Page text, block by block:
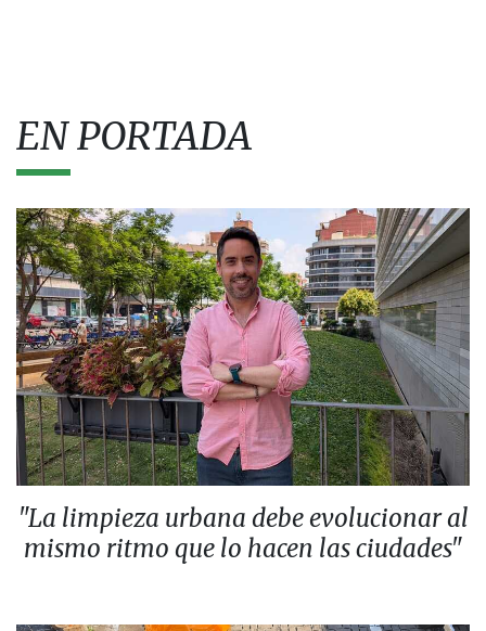
EN PORTADA
"La limpieza urbana debe evolucionar al
mismo ritmo que lo hacen las ciudades"